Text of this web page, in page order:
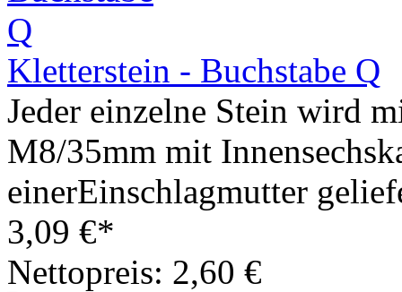
Kletterstein - Buchstabe Q
Jeder einzelne Stein wird
M8/35mm mit
einerEinschlagmutter
3,09 €*
Nettopreis: 2,60 €